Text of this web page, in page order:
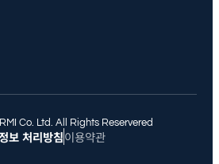
Co. Ltd. All Rights Reservered
보 처리방침이용약관